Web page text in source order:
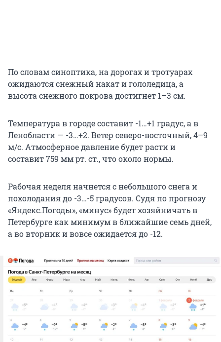
По словам синоптика, на дорогах и тротуарах
ожидаются снежный накат и гололедица, а
высота снежного покрова достигнет 1–3 см.
Температура в городе составит -1…+1 градус, а в
Ленобласти — -3…+2. Ветер северо-восточный, 4–9
м/с. Атмосферное давление будет расти и
составит 759 мм рт. ст., что около нормы.
Рабочая неделя начнется с небольшого снега и
похолодания до -3…-5 градусов. Судя по прогнозу
«Яндекс.Погоды», «минус» будет хозяйничать в
Петербурге как минимум в ближайшие семь дней,
а во вторник и вовсе ожидается до -12.